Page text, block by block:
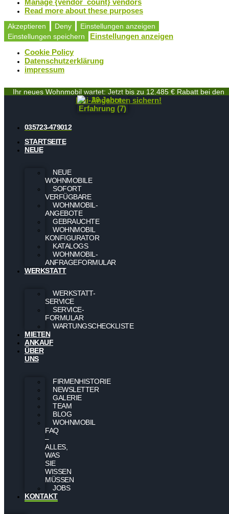
Read more about these purposes
Akzeptieren Deny
Einstellungen anzeigen
Einstellungen speichern
Einstellungen anzeigen
Cookie Policy
Datenschutzerklärung
impressum
Ihr neues Wohnmobil wartet: Jetzt bis zu 12.485 € Rabatt bei den
Mai-Angeboten sichern!
035723-479012
STARTSEITE
NEUE
NEUE
WOHNMOBILE
SOFORT
VERFÜGBARE
WOHNMOBIL-
ANGEBOTE
GEBRAUCHTE
WOHNMOBIL
KONFIGURATOR
KATALOGS
WOHNMOBIL-
ANFRAGEFORMULAR
WERKSTATT
WERKSTATT-
SERVICE
SERVICE-
FORMULAR
WARTUNGSCHECKLISTE
MIETEN
ANKAUF
ÜBER
UNS
FIRMENHISTORIE
NEWSLETTER
GALERIE
TEAM
BLOG
WOHNMOBIL
FAQ
–
ALLES,
WAS
SIE
WISSEN
MÜSSEN
JOBS
KONTAKT